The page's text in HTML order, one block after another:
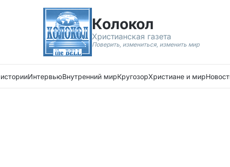
Колокол
Христианская газета
Поверить, измениться, изменить мир
ИнтервьюВнутренний мирКругозорХристиане и мир